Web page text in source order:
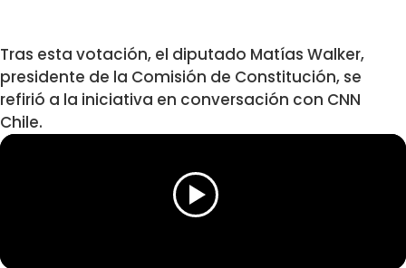
Tras esta votación, el diputado Matías Walker,
presidente de la Comisión de Constitución, se
refirió a la iniciativa en conversación con CNN
Chile.